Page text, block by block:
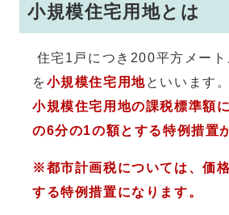
小規模住宅用地とは
住宅1戸につき200平方メー
を小規模住宅用地といいます。
小規模住宅用地の課税標準額
の6分の1の額とする特例措置
※都市計画税については、価
する特例措置になります。